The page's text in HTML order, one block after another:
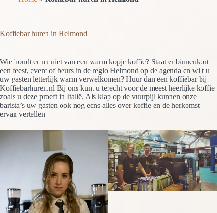
Koffiebar huren in Helmond
Wie houdt er nu niet van een warm kopje koffie? Staat er binnenkort
een feest, event of beurs in de regio Helmond op de agenda en wilt u
uw gasten letterlijk warm verwelkomen? Huur dan een koffiebar bij
Koffiebarhuren.nl Bij ons kunt u terecht voor de meest heerlijke koffie
zoals u deze proeft in Italië. Als klap op de vuurpijl kunnen onze
barista’s uw gasten ook nog eens alles over koffie en de herkomst
ervan vertellen.